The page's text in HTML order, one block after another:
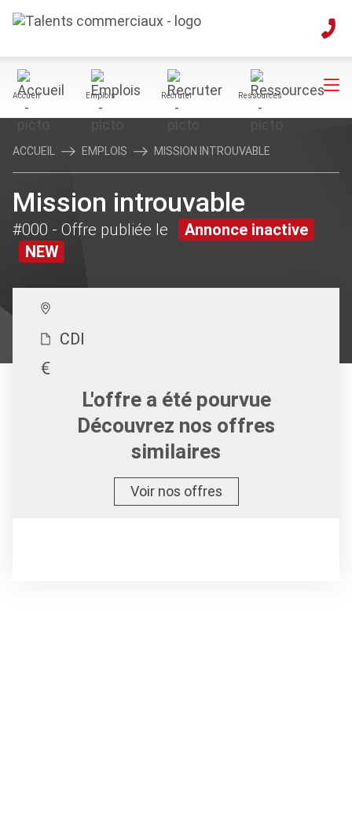
Accueil Emplois Recruter Ressources
ACCUEIL EMPLOIS MISSION INTROUVABLE
Mission introuvable
#000 - Offre publiée le
Annonce inactive
NEW
CDI
L'offre a été pourvue
Découvrez nos offres
similaires
Voir nos offres